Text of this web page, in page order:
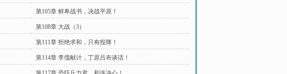
第105章 鲜卑战书，决战平原！
第108章 大战（3）
第111章 拒绝求和，只有投降！
第114章 李儒献计，丁原吕布谈话！